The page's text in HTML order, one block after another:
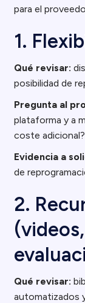
para el
1.
Qué revisar:
posibilidad de
Pregunta al
plataforma y a
coste adicional?
Evidencia a
de
2.
Qué revisar:
automatizados